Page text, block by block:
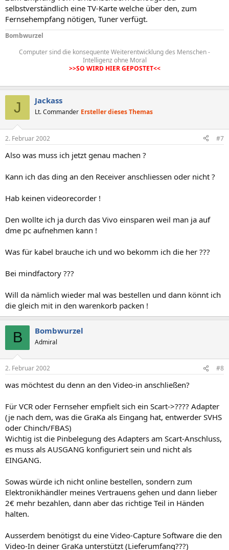
selbstverständlich eine TV-Karte welche über den, zum
Fernsehempfang nötigen, Tuner verfügt.
Bombwurzel
Computer sind die konsequente Weiterentwicklung des Menschen -
Intelligenz ohne Moral
>>SO WIRD HIER GEPOSTET<<
J Jackass
Lt. Commander Ersteller dieses Themas
2. Februar 2002 #7
Also was muss ich jetzt genau machen ?
Kann ich das ding an den Receiver anschliessen oder nicht ?
Hab keinen videorecorder !
Den wollte ich ja durch das Vivo einsparen weil man ja auf
dme pc aufnehmen kann !
Was für kabel brauche ich und wo bekomm ich die her ???
Bei mindfactory ???
Will da nämlich wieder mal was bestellen und dann könnt ich
die gleich mit in den warenkorb packen !
B Bombwurzel
Admiral
2. Februar 2002 #8
was möchtest du denn an den Video-in anschließen?
Für VCR oder Fernseher empfielt sich ein Scart->???? Adapter
(je nach dem, was die GraKa als Eingang hat, entwerder SVHS
oder Chinch/FBAS)
Wichtig ist die Pinbelegung des Adapters am Scart-Anschluss,
es muss als AUSGANG konfiguriert sein und nicht als
EINGANG.
Sowas würde ich nicht online bestellen, sondern zum
Elektronikhändler meines Vertrauens gehen und dann lieber
2€ mehr bezahlen, dann aber das richtige Teil in Händen
halten.
Ausserdem benötigst du eine Video-Capture Software die den
Video-In deiner GraKa unterstützt (Lieferumfang???)